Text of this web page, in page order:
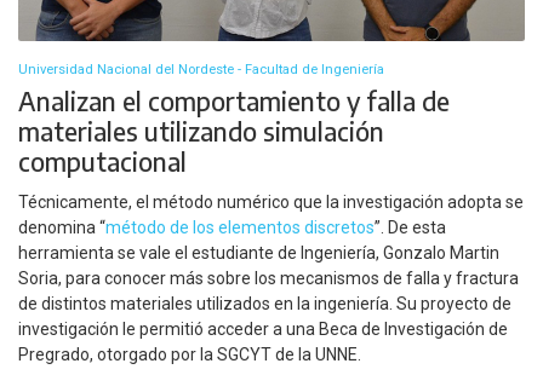
Universidad Nacional del Nordeste - Facultad de Ingeniería
Analizan el comportamiento y falla de
materiales utilizando simulación
computacional
Técnicamente, el método numérico que la investigación adopta se
denomina “método de los elementos discretos”. De esta
herramienta se vale el estudiante de Ingeniería, Gonzalo Martin
Soria, para conocer más sobre los mecanismos de falla y fractura
de distintos materiales utilizados en la ingeniería. Su proyecto de
investigación le permitió acceder a una Beca de Investigación de
Pregrado, otorgado por la SGCYT de la UNNE.